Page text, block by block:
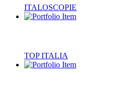
ITALOSCOPIE
TOP ITALIA